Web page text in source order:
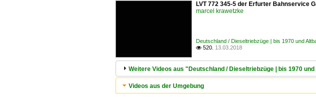
LVT 772 345-5 der Erfurter Bahnservice
marcel krawetzke
Deutschland / Dieseltriebzüge | bis 1970 und
 520. 13.03.2018
Weitere Videos aus "Deutschland / Dieseltriebzüge | bis 1970 und
Videos aus der Umgebung